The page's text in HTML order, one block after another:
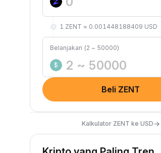
1 ZENT ≈ 0.001448188409 USD
Belanjakan (2 ~ 50000)
$
Beli ZENT
Kalkulator ZENT ke USD→